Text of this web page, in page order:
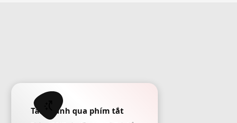
Tải nhanh qua phím tắt